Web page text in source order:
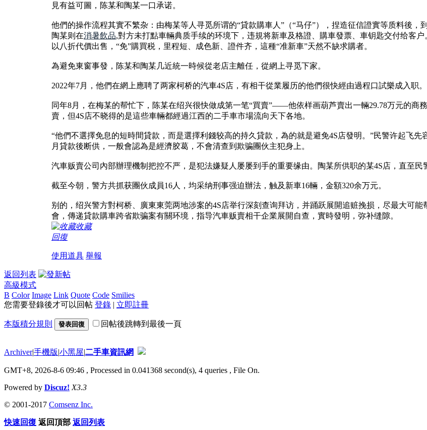
見有益可圖，陈某和陶某一口承诺。
他們的操作流程其實不繁杂：由梅某等人寻觅所谓的“貸款購車人”（“马仔”），捏造征信證實等质料後，
陶某则在消暑飲品,對方未打點車輛典质手续的环境下，违規将新車及格證、購車發票、車钥匙交付给客
以八折代價出售，“免”購買税，里程短、成色新、證件齐，這種“准新車”天然不缺求購者。
為避免東窗事發，陈某和陶某几近統一時候從老店主離任，從網上寻觅下家。
2022年7月，他們在網上應聘了两家柯桥的汽車4S店，有相干從業履历的他們很快經由過程口試樂成入职。
同年8月，在梅某的帮忙下，陈某在绍兴很快做成第一笔“買賣”——他依样画葫芦賣出一輛29.78万元的商
賣，但4S店不晓得的是這些車輛都經過江西的二手車市場流向天下各地。
“他們不選擇免息的短時間貸款，而是選擇利錢较高的持久貸款，為的就是避免4S店發明。”民警许起飞
月貸款後断供，一般會認為是經濟胶葛，不會清查到欺骗團伙主犯身上。
汽車贩賣公司內部辦理機制把控不严，是犯法嫌疑人屡屡到手的重要缘由。陶某所供职的某4S店，直至民
截至今朝，警方共抓获團伙成員16人，均采纳刑事强迫辦法，触及新車16輛，金額320余万元。
别的，绍兴警方對柯桥、廣東東莞两地涉案的4S店举行深刻查询拜访，并踊跃展開追赃挽损，尽最大可
會，傳递貸款購車跨省欺骗案有關环境，指导汽車贩賣相干企業展開自查，實時發明，弥补缝隙。
收藏
回復
使用道具 舉報
返回列表
高級模式
B Color Image Link Quote Code Smilies
您需要登錄後才可以回帖 登錄 | 立即註冊
本版積分規則 發表回復 回帖後跳轉到最後一頁
Archiver|手機版|小黑屋|二手車資訊網
GMT+8, 2026-8-6 09:46 , Processed in 0.041368 second(s), 4 queries , File On.
Powered by Discuz! X3.3
© 2001-2017 Comsenz Inc.
快速回復 返回頂部 返回列表